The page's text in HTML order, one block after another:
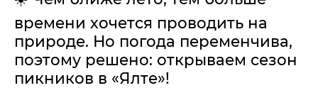
времени хочется проводить на
природе. Но погода переменчива,
поэтому решено: открываем сезон
пикников в «Ялте»!